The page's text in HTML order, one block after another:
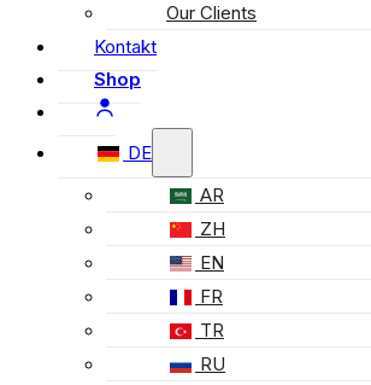
Our Clients
Kontakt
Shop
DE
AR
ZH
EN
FR
TR
RU